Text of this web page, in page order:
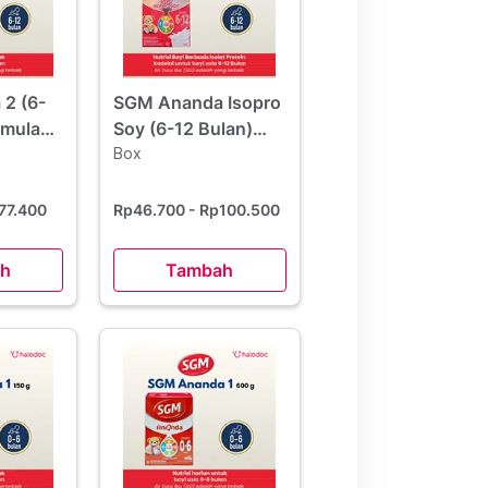
2 (6-
g
SGM Ananda Isopro
Soy (6-12 Bulan)
Formula Lanjutan
Box
Rp46.700 - Rp100.500
Tambah